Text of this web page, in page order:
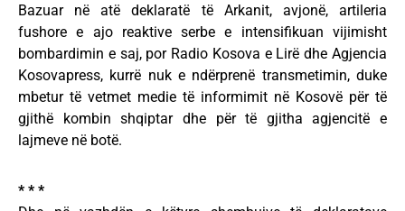
Bazuar në atë deklaratë të Arkanit, avjonë, artileria
fushore e ajo reaktive serbe e intensifikuan vijimisht
bombardimin e saj, por Radio Kosova e Lirë dhe Agjencia
Kosovapress, kurrë nuk e ndërprenë transmetimin, duke
mbetur të vetmet medie të informimit në Kosovë për të
gjithë kombin shqiptar dhe për të gjitha agjencitë e
lajmeve në botë.
* * *